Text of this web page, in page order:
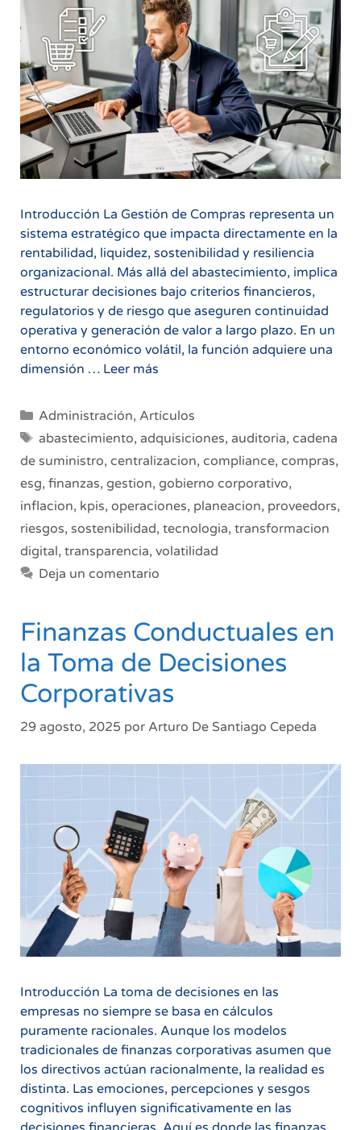
Introducción La Gestión de Compras representa un
sistema estratégico que impacta directamente en la
rentabilidad, liquidez, sostenibilidad y resiliencia
organizacional. Más allá del abastecimiento, implica
estructurar decisiones bajo criterios financieros,
regulatorios y de riesgo que aseguren continuidad
operativa y generación de valor a largo plazo. En un
entorno económico volátil, la función adquiere una
dimensión … Leer más
Compras:
Planeación,
Riesgo,
Integración,
KPIs,
Sostenibilidad
Categorías
Administración, Artículos
Etiquetas
abastecimiento, adquisiciones, auditoria, cadena
de suministro, centralizacion, compliance, compras,
esg, finanzas, gestion, gobierno corporativo,
inflacion, kpis, operaciones, planeacion, proveedors,
riesgos, sostenibilidad, tecnologia, transformacion
digital, transparencia, volatilidad
Deja un comentario
Finanzas Conductuales en
la Toma de Decisiones
Corporativas
29 agosto, 2025 por Arturo De Santiago Cepeda
Introducción La toma de decisiones en las
empresas no siempre se basa en cálculos
puramente racionales. Aunque los modelos
tradicionales de finanzas corporativas asumen que
los directivos actúan racionalmente, la realidad es
distinta. Las emociones, percepciones y sesgos
cognitivos influyen significativamente en las